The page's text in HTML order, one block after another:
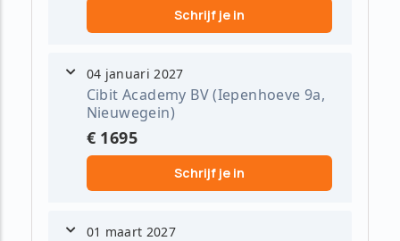
Schrijf je in
04 januari 2027
€ 1695
Schrijf je in
Cibit Academy BV (Iepenhoeve 9a,
Nieuwegein)
01 maart 2027